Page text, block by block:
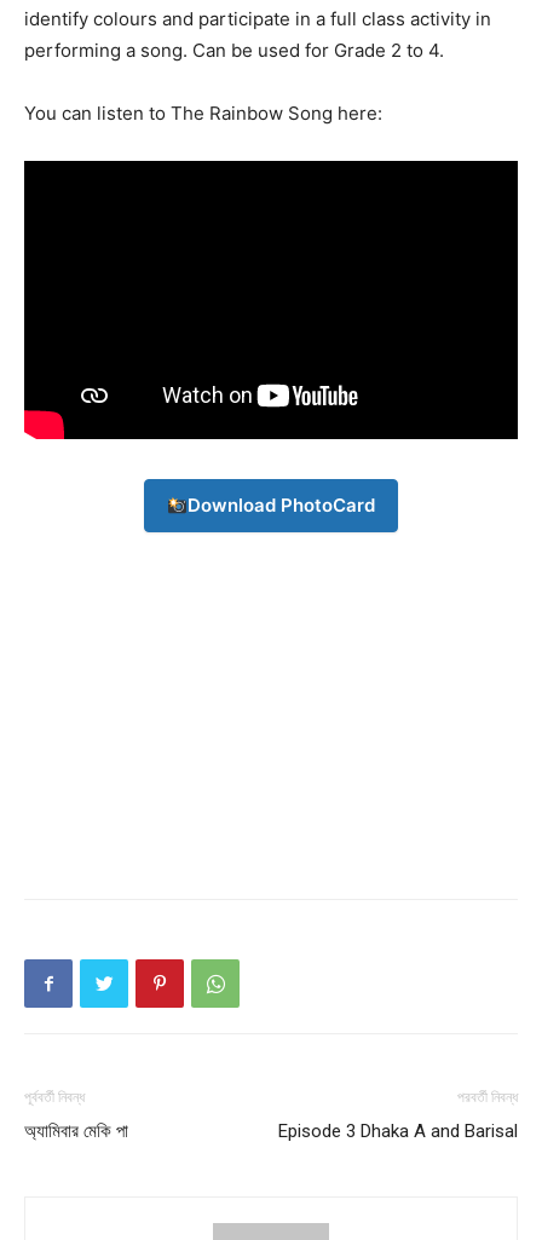
Company
identify colours and participate in a full class activity in
performing a song. Can be used for Grade 2 to 4.
You can listen to The Rainbow Song here:
Download PhotoCard
পূর্ববর্তী নিবন্ধ
অ্যামিবার মেকি পা
পরবর্তী নিবন্ধ
Episode 3 Dhaka A and Barisal